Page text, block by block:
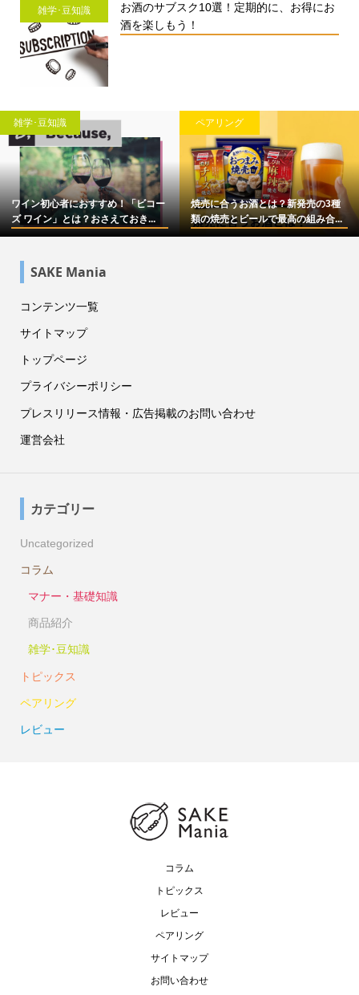
雑学･豆知識
お酒のサブスク10選！定期的に、お得にお
酒を楽しもう！
雑学･豆知識
ワイン初心者におすすめ！「ビコー
ズ ワイン」とは？おさえておき...
ペアリング
焼売に合うお酒とは？新発売の3種
類の焼売とビールで最高の組み合...
SAKE Mania
コンテンツ一覧
サイトマップ
トップページ
プライバシーポリシー
プレスリリース情報・広告掲載のお問い合わせ
運営会社
カテゴリー
Uncategorized
コラム
マナー・基礎知識
商品紹介
雑学･豆知識
トピックス
ペアリング
レビュー
コラム
トピックス
レビュー
ペアリング
サイトマップ
お問い合わせ